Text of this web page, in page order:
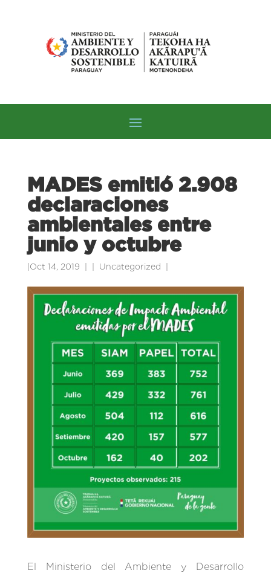
MADES emitió 2.908
declaraciones
ambientales entre
junio y octubre
Oct 14, 2019 Uncategorized
El Ministerio del Ambiente y Desarrollo